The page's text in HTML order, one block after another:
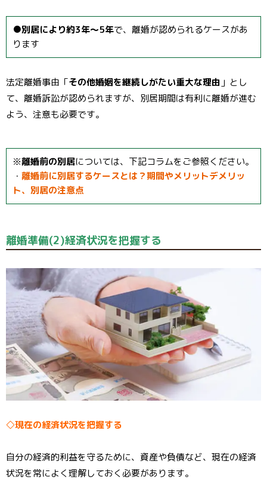
●別居により約3年～5年で、離婚が認められるケースがあ
ります
法定離婚事由「その他婚姻を継続しがたい重大な理由 」とし
て、離婚訴訟が認められますが、別居期間は有利に離婚が進む
よう、注意も必要です。
※離婚前の別居については、下記コラムをご参照ください。
・ 離婚前に別居するケースとは？期間やメリットデメリッ
ト、別居の注意点
離婚準備(2)経済状況を把握する
◇現在の経済状況を把握する
自分の経済的利益を守るために、資産や負債など、現在の経済
状況を常によく理解しておく必要があります。